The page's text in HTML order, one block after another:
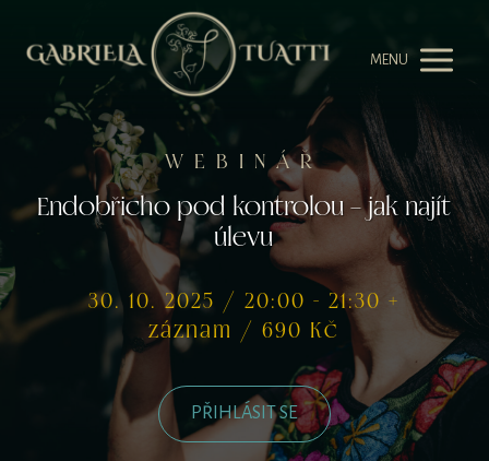
MENU
WEBINÁŘ
Endobřicho pod kontrolou – jak najít
úlevu
30. 10. 2025 / 20:00 - 21:30 +
záznam / 690 Kč
PŘIHLÁSIT SE